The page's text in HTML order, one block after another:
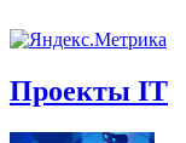
Проекты IT